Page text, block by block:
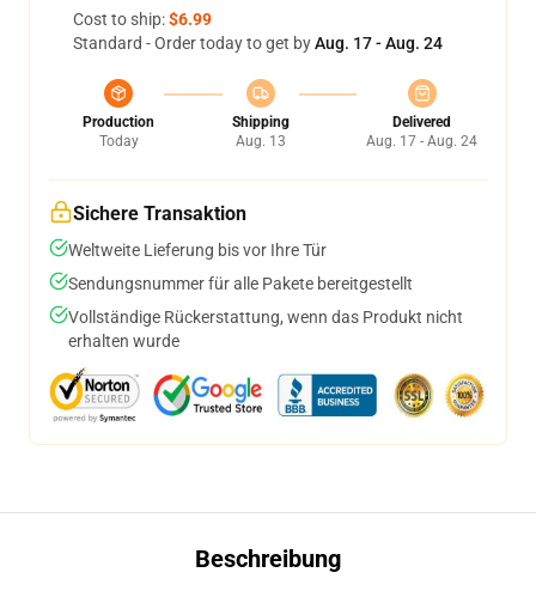
Cost to ship:$6.99
Standard - Order today to get byAug. 17 - Aug. 24
Production
Today
Shipping
Aug. 13
Delivered
Aug. 17 - Aug. 24
Sichere Transaktion
Weltweite Lieferung bis vor Ihre Tür
Sendungsnummer für alle Pakete bereitgestellt
Vollständige Rückerstattung, wenn das Produkt nicht
erhalten wurde
Beschreibung